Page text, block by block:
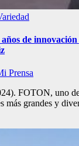
de
Prensa
FOTON, uno
más grandes y